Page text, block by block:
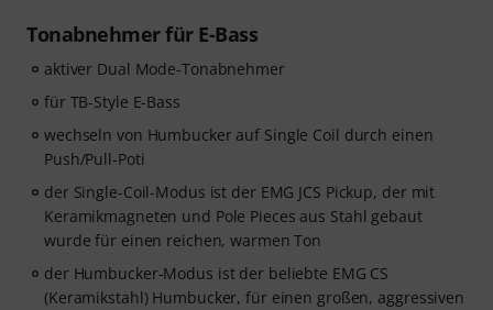
Tonabnehmer für E-Bass
aktiver Dual Mode-Tonabnehmer
für TB-Style E-Bass
wechseln von Humbucker auf Single Coil durch einen
Push/Pull-Poti
der Single-Coil-Modus ist der EMG JCS Pickup, der mit
Keramikmagneten und Pole Pieces aus Stahl gebaut
wurde für einen reichen, warmen Ton
der Humbucker-Modus ist der beliebte EMG CS
(Keramikstahl) Humbucker, für einen großen, aggressiven